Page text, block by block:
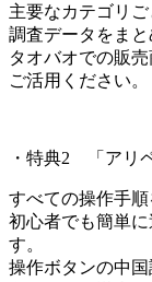
主要なカテゴリ
調査データをまと
タオバオでの販
ご活用ください。
・特典2 「アリ
すべての操作手順
初心者でも簡単
す。
操作ボタンの中